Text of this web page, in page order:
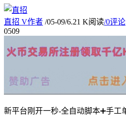
直招 V作者 /05-09/6.21 K阅读/0评论
0509
新平台刚开一秒-全自动脚本➕手工